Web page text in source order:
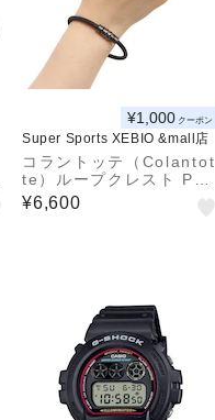
¥1,000 クーポン
Super Sports XEBIO &mall店
コラントッテ（Colantot
te）ループクレスト PBK
ABAEF53 磁気ブレスレ
ット
¥6,600